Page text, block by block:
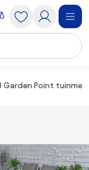
Garden Point